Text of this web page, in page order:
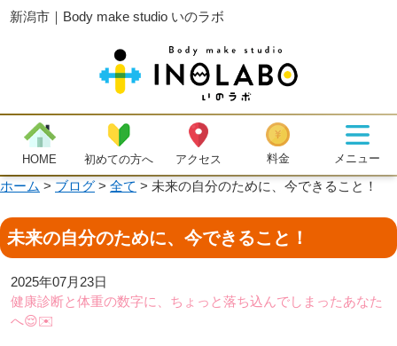
新潟市｜Body make studio いのラボ
HOME 初めての方へ アクセス 料金 メニュー
ホーム > ブログ> 全て > 未来の自分のために、今できること！
未来の自分のために、今できること！
2025年07月23日
健康診断と体重の数字に、ちょっと落ち込んでしまったあなた
へ😌✉️